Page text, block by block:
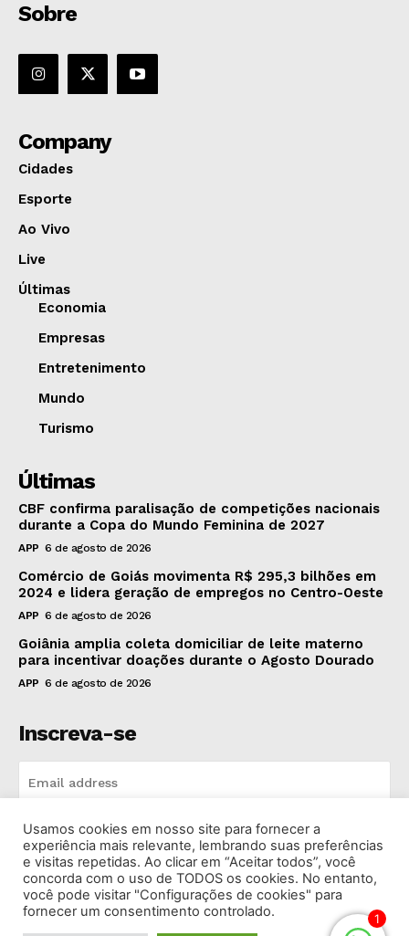
Sobre
Company
Cidades
Esporte
Ao Vivo
Live
Últimas
Economia
Empresas
Entretenimento
Mundo
Turismo
Últimas
CBF confirma paralisação de competições nacionais
durante a Copa do Mundo Feminina de 2027
APP 6 de agosto de 2026
Comércio de Goiás movimenta R$ 295,3 bilhões em
2024 e lidera geração de empregos no Centro-Oeste
APP 6 de agosto de 2026
Goiânia amplia coleta domiciliar de leite materno
para incentivar doações durante o Agosto Dourado
APP 6 de agosto de 2026
Inscreva-se
INSCREVA-SE
I've read and accept the Privacy Policy.
1
Usamos cookies em nosso site para fornecer a
experiência mais relevante, lembrando suas preferências
e visitas repetidas. Ao clicar em “Aceitar todos”, você
concorda com o uso de TODOS os cookies. No entanto,
você pode visitar "Configurações de cookies" para
fornecer um consentimento controlado.